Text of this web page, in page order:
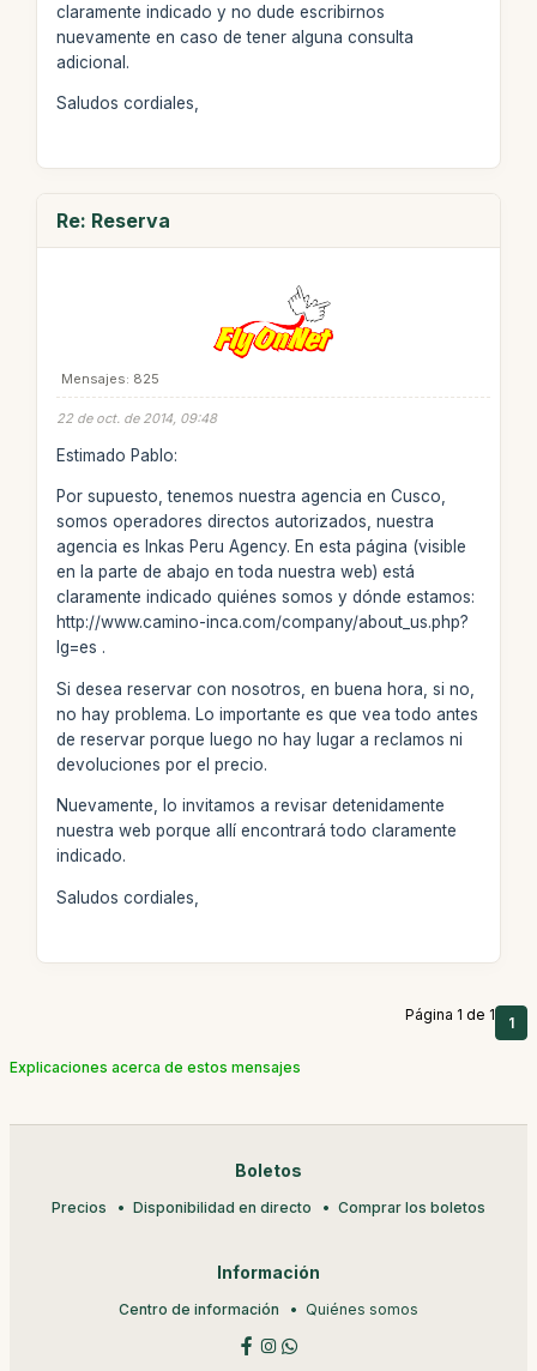
claramente indicado y no dude escribirnos
nuevamente en caso de tener alguna consulta
adicional.
Saludos cordiales,
Re: Reserva
Mensajes: 825
22 de oct. de 2014, 09:48
Estimado Pablo:
Por supuesto, tenemos nuestra agencia en Cusco,
somos operadores directos autorizados, nuestra
agencia es Inkas Peru Agency. En esta página (visible
en la parte de abajo en toda nuestra web) está
claramente indicado quiénes somos y dónde estamos:
http://www.camino-inca.com/company/about_us.php?
lg=es .
Si desea reservar con nosotros, en buena hora, si no,
no hay problema. Lo importante es que vea todo antes
de reservar porque luego no hay lugar a reclamos ni
devoluciones por el precio.
Nuevamente, lo invitamos a revisar detenidamente
nuestra web porque allí encontrará todo claramente
indicado.
Saludos cordiales,
Página 1 de 1 1
Explicaciones acerca de estos mensajes
Boletos
Precios Disponibilidad en directo Comprar los boletos
Información
Centro de información Quiénes somos